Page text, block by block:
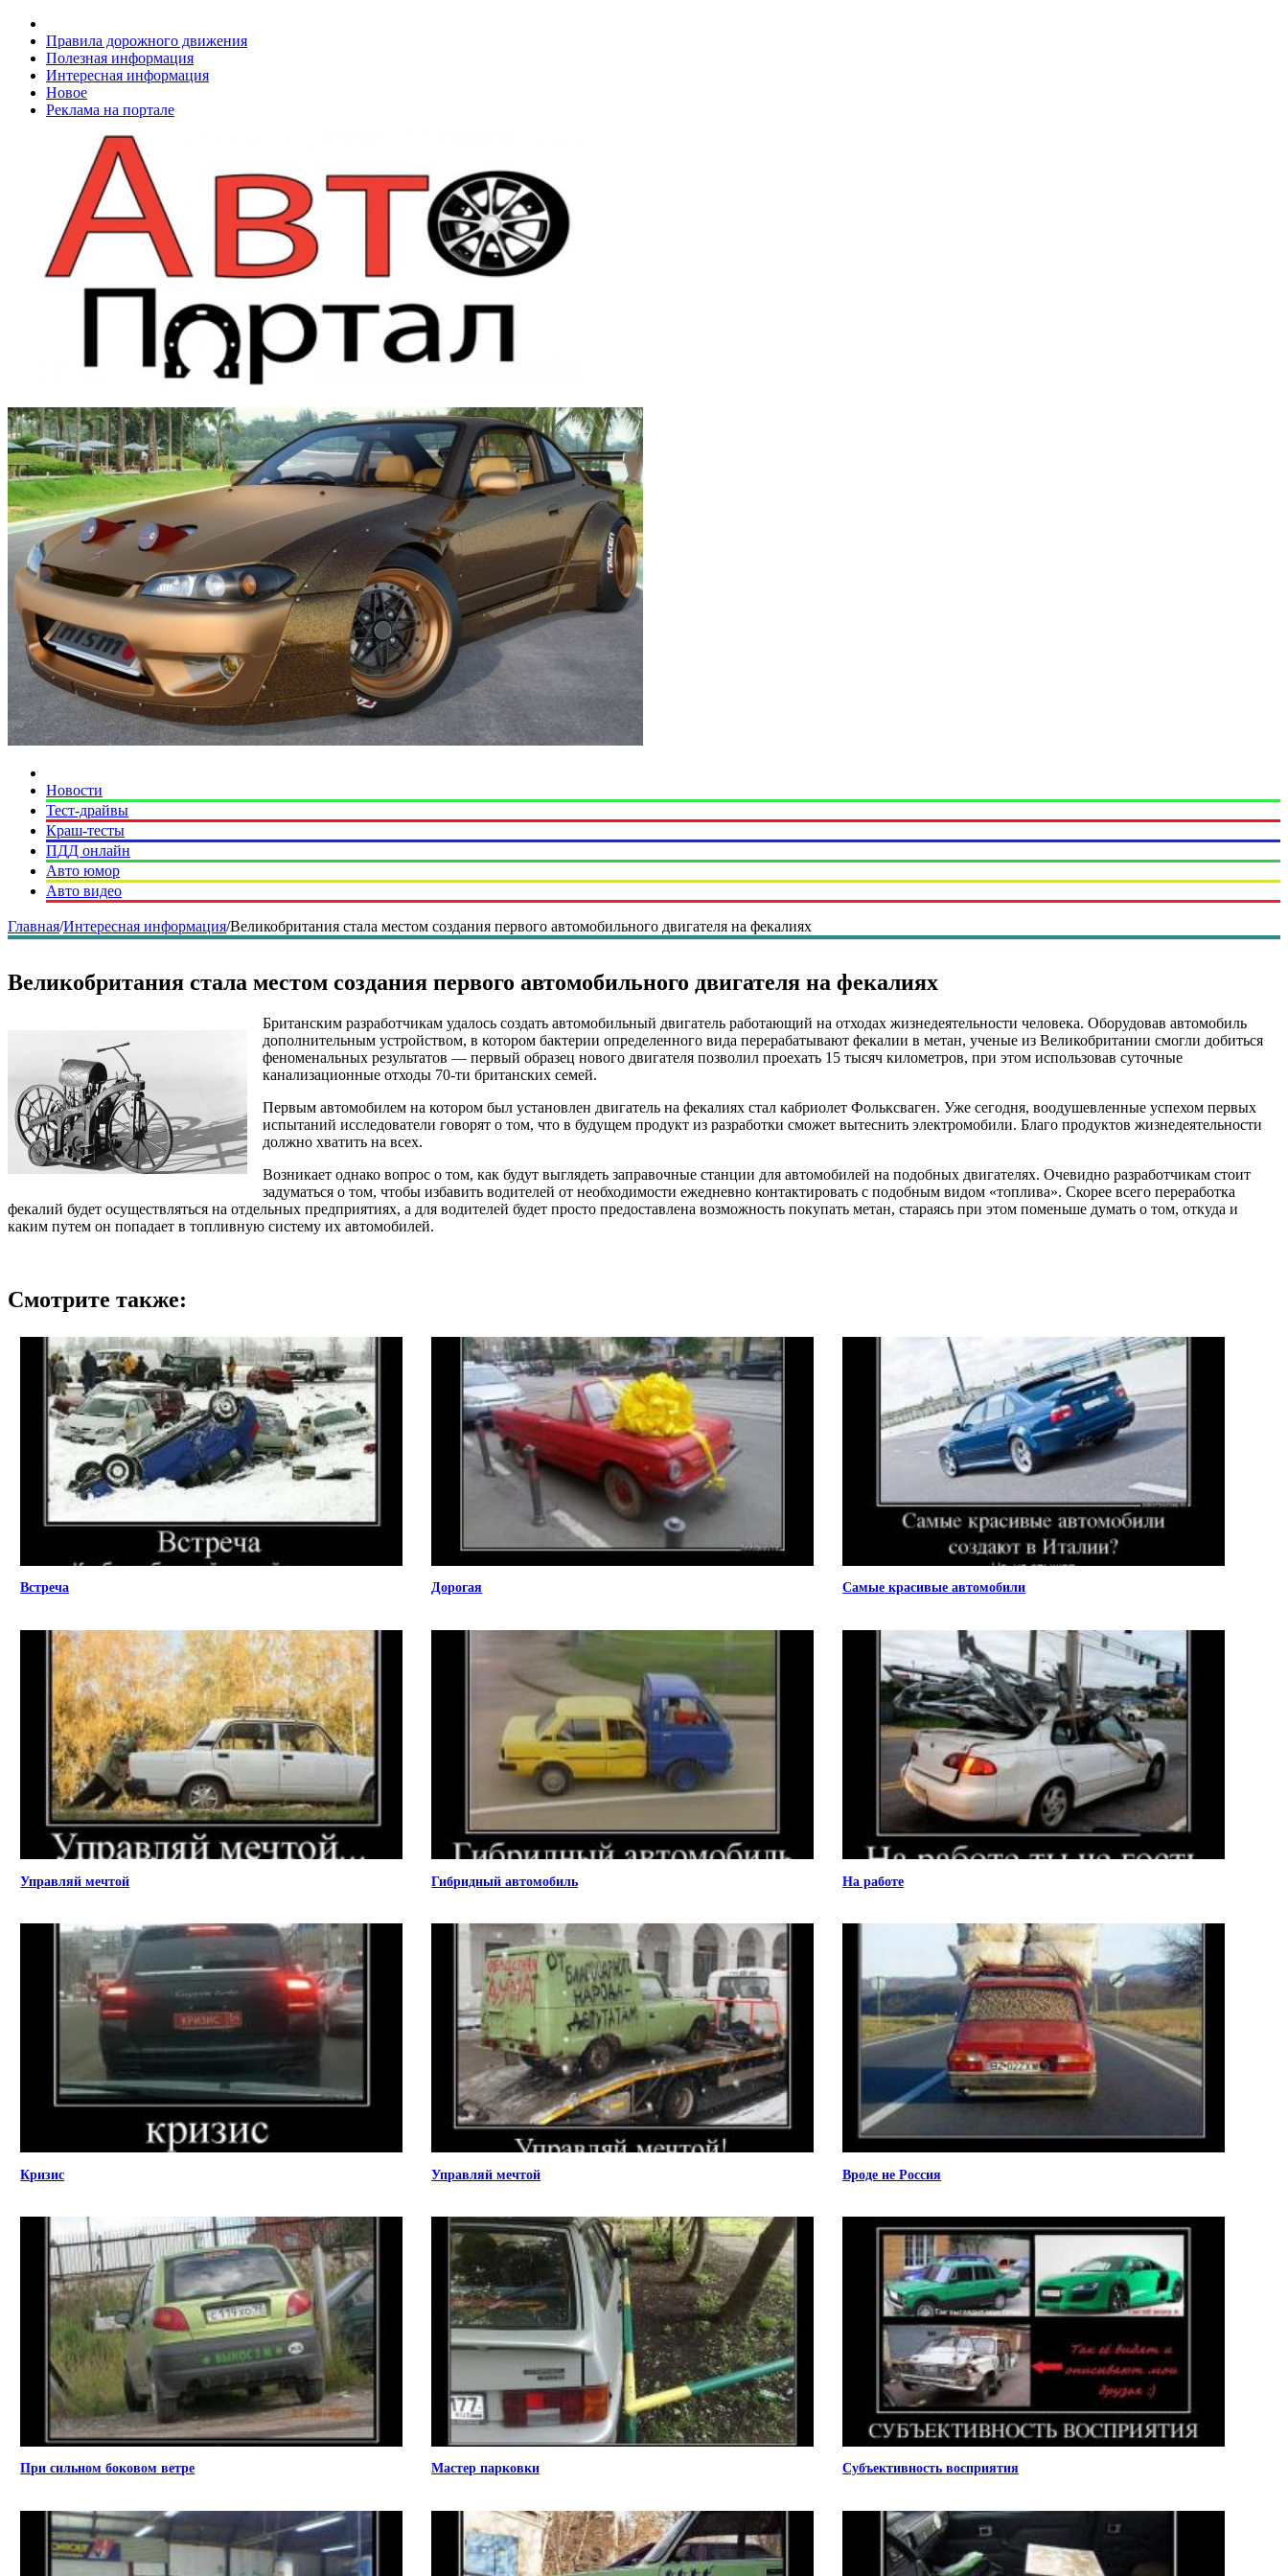
Правила дорожного движения
Полезная информация
Интересная информация
Новое
Реклама на портале
Новости
Тест-драйвы
Краш-тесты
ПДД онлайн
Авто юмор
Авто видео
Главная/Интересная информация/Великобритания стала местом создания первого автомобильного двигателя на фекалиях
Великобритания стала местом создания первого автомобильного двигателя на фекалиях
Британским разработчикам удалось создать автомобильный двигатель работающий на отходах жизнедеятельности человека. Оборудовав автомобиль
дополнительным устройством, в котором бактерии определенного вида перерабатывают фекалии в метан, ученые из Великобритании смогли добиться
феноменальных результатов — первый образец нового двигателя позволил проехать 15 тысяч километров, при этом использовав суточные
канализационные отходы 70-ти британских семей.
Первым автомобилем на котором был установлен двигатель на фекалиях стал кабриолет Фольксваген. Уже сегодня, воодушевленные успехом первых
испытаний исследователи говорят о том, что в будущем продукт из разработки сможет вытеснить электромобили. Благо продуктов жизнедеятельности
должно хватить на всех.
Возникает однако вопрос о том, как будут выглядеть заправочные станции для автомобилей на подобных двигателях. Очевидно разработчикам стоит
задуматься о том, чтобы избавить водителей от необходимости ежедневно контактировать с подобным видом «топлива». Скорее всего переработка
фекалий будет осуществляться на отдельных предприятиях, а для водителей будет просто предоставлена возможность покупать метан, стараясь при этом поменьше думать о том, откуда и
каким путем он попадает в топливную систему их автомобилей.
Смотрите также:
Встреча Дорогая Самые красивые автомобили
Управляй мечтой Гибридный автомобиль На работе
Кризис Управляй мечтой Вроде не Россия
При сильном боковом ветре Мастер парковки Субъективность восприятия